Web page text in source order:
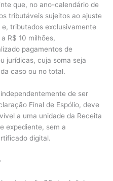
que, no ano-calendário de
tributáveis sujeitos ao ajuste
tributados exclusivamente
R$ 10 milhões,
pagamentos de
jurídicas, cuja soma seja
caso ou no total.
de ser
Final de Espólio, deve
a uma unidade da Receita
expediente, sem a
digital.